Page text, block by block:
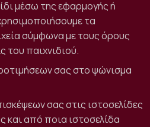
μέσω της εφαρμογής ή
τα
σύμφωνα με τους όρους
του παιχνιδιού.
σας στο ψώνισμα
σας στις ιστοσελίδες
και από ποια ιστοσελίδα